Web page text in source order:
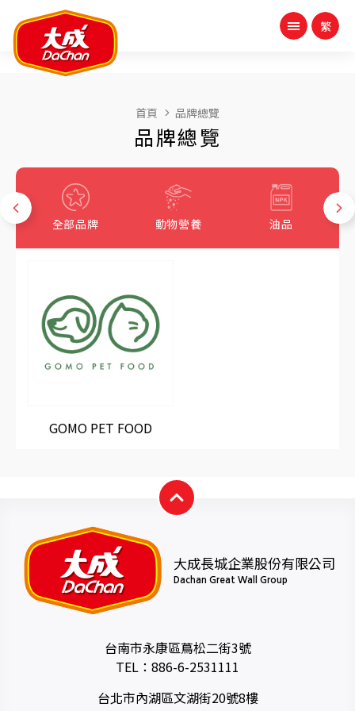
首頁 品牌總覽
品牌總覽
全部品牌 動物營養 油品
GOMO PET FOOD
大成長城企業股份有限公司
Dachan Great Wall Group
台南市永康區蔦松二街3號
TEL： 886-6-2531111
台北市內湖區文湖街20號8樓